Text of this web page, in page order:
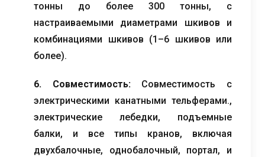
тонны до более 300 тонны, с
настраиваемыми диаметрами шкивов и
комбинациями шкивов (1–6 шкивов или
более).
6. Совместимость: Совместимость с
электрическими канатными тельферами.,
электрические лебедки, подъемные
балки, и все типы кранов, включая
двухбалочные, однобалочный, портал, и